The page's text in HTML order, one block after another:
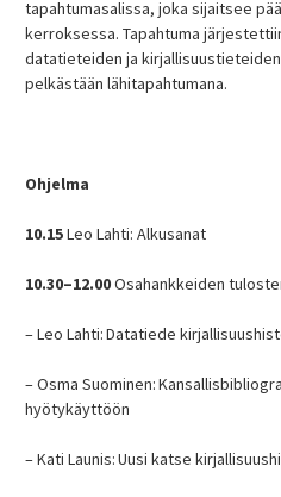
tapahtumasalissa, joka sijaitsee
kerroksessa. Tapahtuma
datatieteiden ja
pelkästään lähitapahtumana.
Ohjelma
10.15Leo Lahti: Alkusanat
10.30–12.00Osahankkeiden
– Leo Lahti: Datatiede
– Osma Suominen:
hyötykäyttöön
– Kati Launis: Uusi katse